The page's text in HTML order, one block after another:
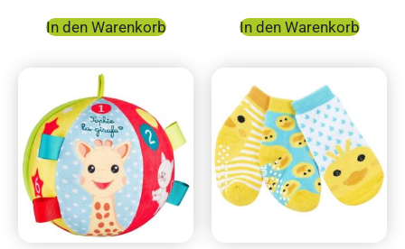
In den Warenkorb In den Warenkorb